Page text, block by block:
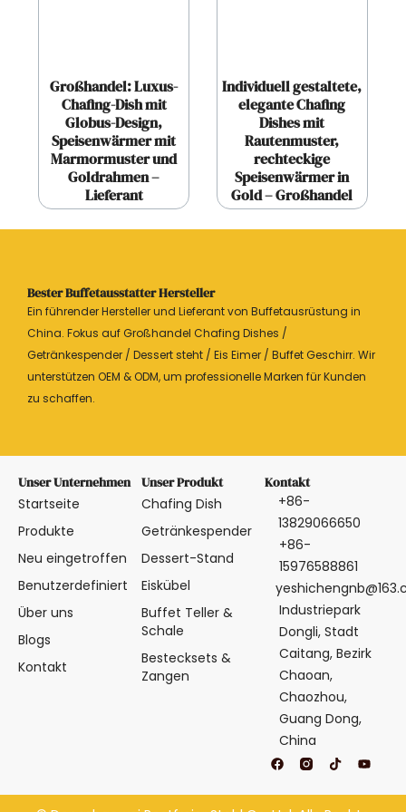
Großhandel: Luxus-
Chafing-Dish mit
Globus-Design,
Speisenwärmer mit
Marmormuster und
Goldrahmen –
Lieferant
Individuell gestaltete,
elegante Chafing
Dishes mit
Rautenmuster,
rechteckige
Speisenwärmer in
Gold – Großhandel
Bester Buffetausstatter Hersteller
Ein führender Hersteller und Lieferant von Buffetausrüstung in
China. Fokus auf Großhandel Chafing Dishes /
Getränkespender / Dessert steht / Eis Eimer / Buffet Geschirr. Wir
unterstützen OEM & ODM, um professionelle Marken für Kunden
zu schaffen.
Unser Unternehmen
Startseite
Produkte
Neu eingetroffen
Benutzerdefiniert
Über uns
Blogs
Kontakt
Unser Produkt
Chafing Dish
Getränkespender
Dessert-Stand
Eiskübel
Buffet Teller &
Schale
Bestecksets &
Zangen
Kontakt
+86-
13829066650
+86-
15976588861
Industriepark
Dongli, Stadt
Caitang, Bezirk
Chaoan,
Chaozhou,
Guang Dong,
China
F
a
e
b
T
i
t
o
Y
o
t
u